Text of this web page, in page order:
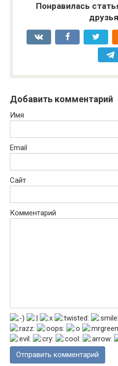
Понравилась
Добавить комментарий
Имя
Email
Сайт
Комментарий